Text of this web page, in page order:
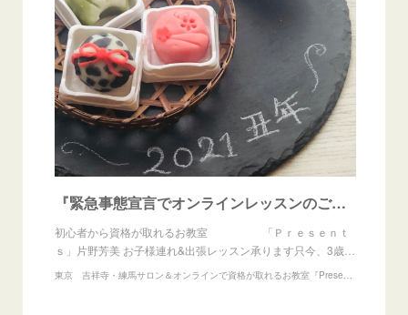
『緊急事態宣言でオンラインレッスンのご予約増えてます！』
初心者から資格が取れるお教室 「Ｐｒｅｓｅｎｔ
ｓ」片野芳美 お子様連れ&出張レッスン承ります只今、3歳…
東京 吉祥寺・練馬サロン＆オンラインで資格が取れるお教室『Presents』アイシングクッキー、練り切りアート、あんフラワー教室